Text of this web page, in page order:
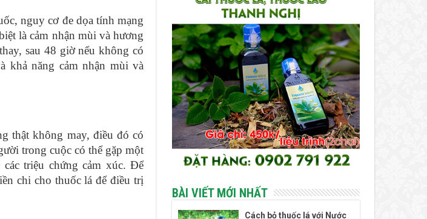
nguy cơ đe dọa tính mạng
là cảm nhận mùi và hương
sau 48 giờ nếu không có
khả năng cảm nhận mùi và
thật không may, điều đó có
trong cuộc có thể gặp một
triệu chứng cảm xúc. Để
chi cho thuốc lá để điều trị
BÀI VIẾT MỚI NHẤT
Cách bỏ thuốc lá với Nước